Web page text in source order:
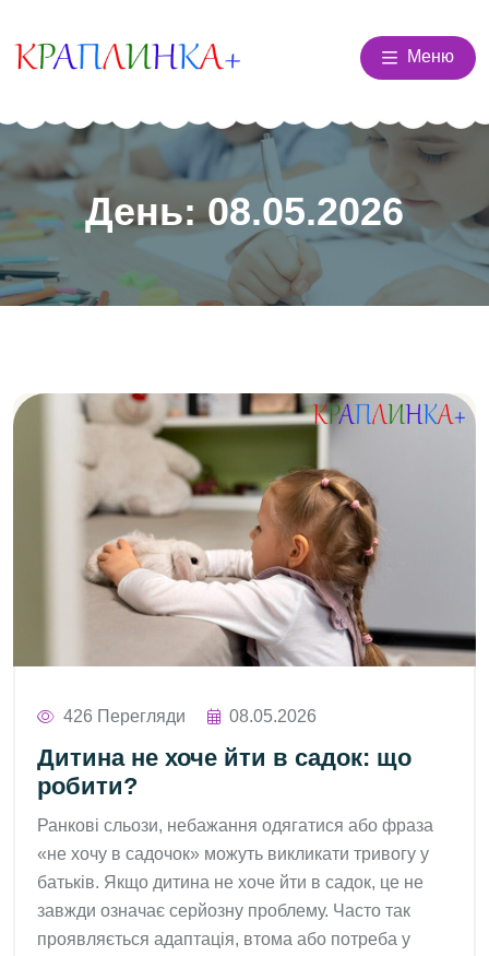
Меню
День:08.05.2026
426 Перегляди 08.05.2026
Дитина не хоче йти в садок: що
робити?
Ранкові сльози, небажання одягатися або фраза
«не хочу в садочок» можуть викликати тривогу у
батьків. Якщо дитина не хоче йти в садок, це не
завжди означає серйозну проблему. Часто так
проявляється адаптація, втома або потреба у